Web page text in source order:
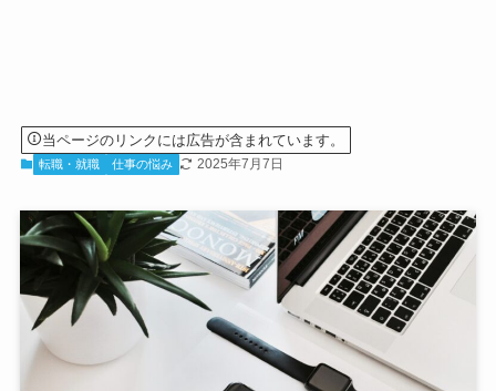
当ページのリンクには広告が含まれています。
転職・就職 仕事の悩み 2025年7月7日